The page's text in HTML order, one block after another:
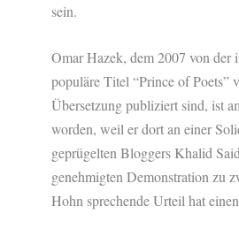
sein.
Omar Hazek, dem 2007 von der
populäre Titel “Prince of Poets”
Übersetzung publiziert sind, ist
worden, weil er dort an einer
geprügelten Bloggers Khalid
genehmigten Demonstration zu
Hohn sprechende Urteil hat